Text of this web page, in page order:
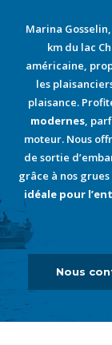
Marina
km du lac
américaine,
les
plaisance.
modernes,
moteur. Nous
de sortie
grâce à nos
idéale pour
Nous